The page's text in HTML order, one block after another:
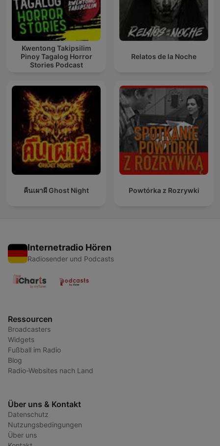
Kwentong Takipsilim
Pinoy Tagalog Horror
Stories Podcast
Relatos de la Noche
คืนเผาผี Ghost Night Powtórka z Rozrywki
Internetradio Hören
Radiosender und Podcasts
Ressourcen
Broadcasters
Widgets
Fußball im Radio
Blog
Radio-Websites nach Land
Über uns & Kontakt
Datenschutz
Nutzungsbedingungen
Über uns